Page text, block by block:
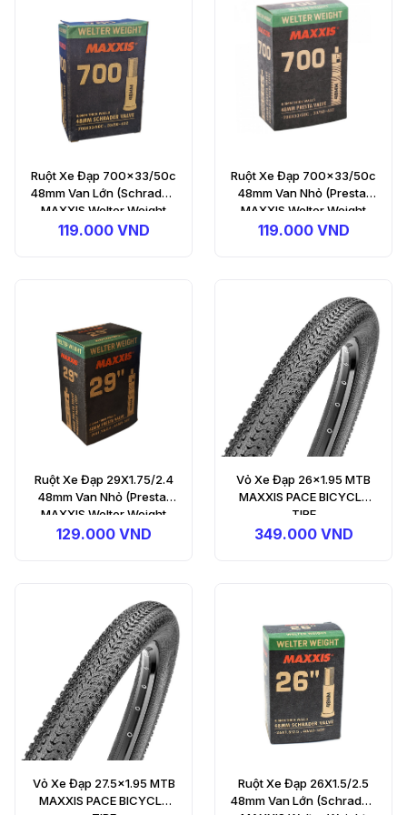
Ruột Xe Đạp 700x33/50c
48mm Van Lớn (Schrader)
MAXXIS Welter Weight
Bicycle Tube
119.000 VND
Ruột Xe Đạp 700x33/50c
48mm Van Nhỏ (Presta)
MAXXIS Welter Weight
Bicycle Tube
119.000 VND
Ruột Xe Đạp 29X1.75/2.4
48mm Van Nhỏ (Presta)
MAXXIS Welter Weight
Bicycle Tube
129.000 VND
Vỏ Xe Đạp 26x1.95 MTB
MAXXIS PACE BICYCLE
TIRE
349.000 VND
Vỏ Xe Đạp 27.5x1.95 MTB
MAXXIS PACE BICYCLE
Ruột Xe Đạp 26X1.5/2.5
48mm Van Lớn (Schrader)